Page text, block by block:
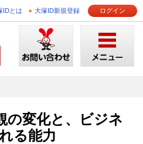
IDとは 大塚ID新規登録 ログイン
の変化と、ビジネ
る能力